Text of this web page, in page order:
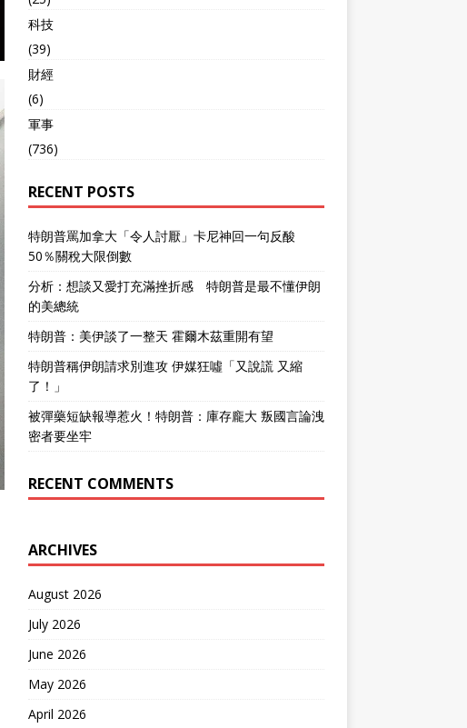
科技
(39)
財經
(6)
軍事
(736)
RECENT POSTS
特朗普罵加拿大「令人討厭」卡尼神回一句反酸
50％關稅大限倒數
分析：想談又愛打充滿挫折感 特朗普是最不懂伊朗
的美總統
特朗普：美伊談了一整天 霍爾木茲重開有望
特朗普稱伊朗請求別進攻 伊媒狂噓「又說謊 又縮
了！」
被彈藥短缺報導惹火！特朗普：庫存龐大 叛國言論洩
密者要坐牢
RECENT COMMENTS
ARCHIVES
August 2026
July 2026
June 2026
May 2026
April 2026